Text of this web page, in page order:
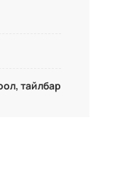
тайлбар